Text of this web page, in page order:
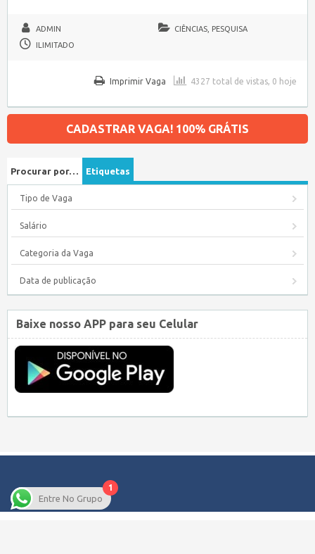
ADMIN
CIÊNCIAS, PESQUISA
ILIMITADO
4327 total de vistas, 0 hoje
Imprimir Vaga
CADASTRAR VAGA! 100% GRÁTIS
Procurar por… Etiquetas
Tipo de Vaga
Salário
Categoria da Vaga
Data de publicação
Baixe nosso APP para seu Celular
1
Entre No Grupo